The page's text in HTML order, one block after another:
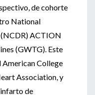
de cohorte
National
ACTION
(GWTG). Este
College
Association, y
de